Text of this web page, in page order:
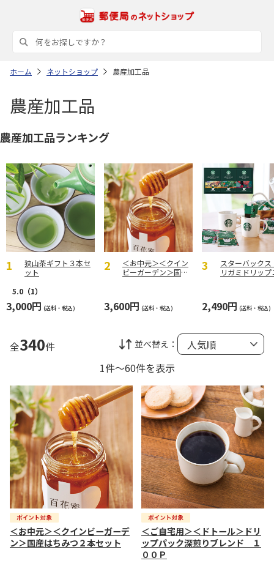
ホーム ネットショップ 農産加工品
農産加工品
農産加工品ランキング
狭山茶ギフト３本セ
ット
5.0 （1）
3,000円 (送料・税込)
＜お中元＞＜クイン
ビーガーデン＞国産
3,600円 (送料・税込)
スターバック
リガミドリップ
2,490円 (送料・税込)
全340件 並べ替え：
1件～60件を表示
＜お中元＞＜クインビーガーデ
ン＞国産はちみつ２本セット
＜ご自宅用＞＜ドトール＞ドリ
ップパック深煎りブレンド １
００Ｐ